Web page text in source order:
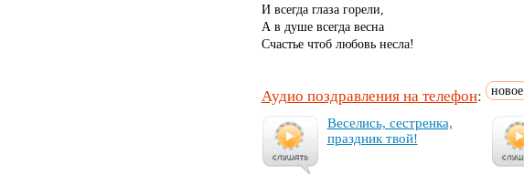
И всегда глаза горели,
А в душе всегда весна
Счастье чтоб любовь несла!
Аудио поздравления на телефон: новое
Ве­се­лись, сес­трен­ка,
праз­дник твой!